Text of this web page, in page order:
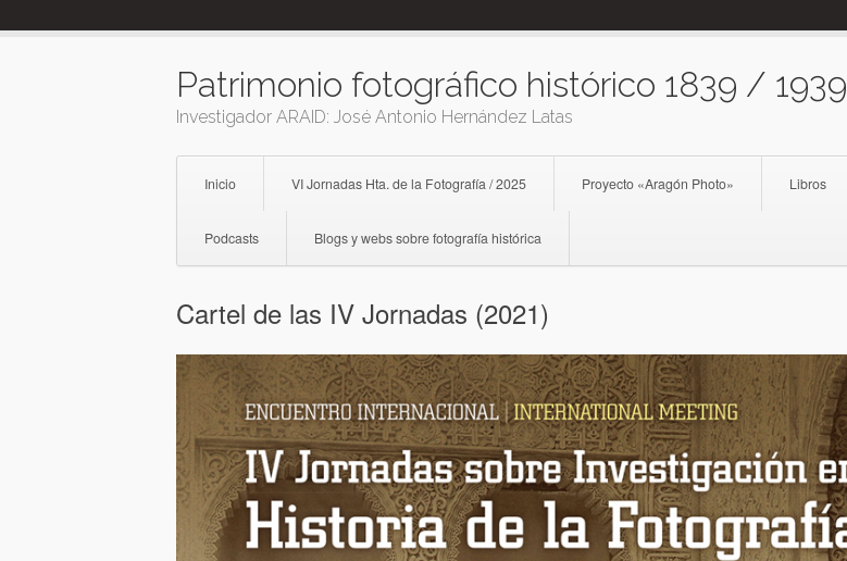
to
Patrimonio fotográfico histórico 1839 / 1939
Investigador ARAID: José Antonio Hernández Latas
Inicio VI Jornadas Hta. de la Fotografía / 2025 Proyecto «Aragón Photo» Libros
Podcasts Blogs y webs sobre fotografía histórica
Cartel de las IV Jornadas (2021)